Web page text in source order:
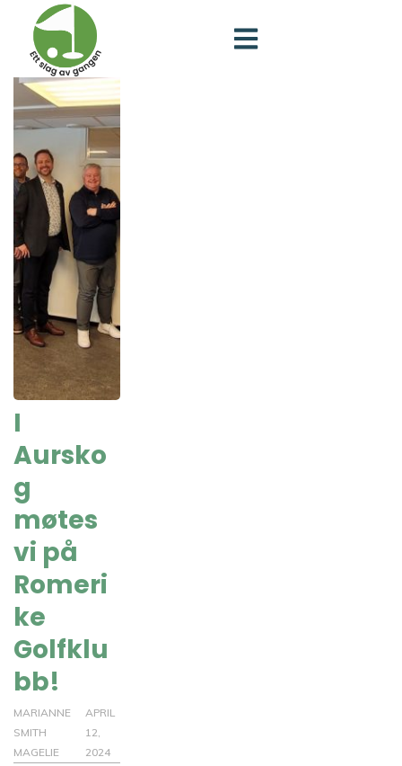
Dag: 12. april 2024
I
Aursko
g
møtes
vi på
Romeri
ke
Golfklu
bb!
MARIANNE
SMITH
MAGELIE
APRIL
12,
2024